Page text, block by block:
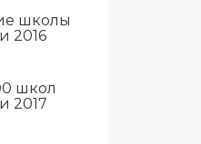
школы
2016
школ
2017